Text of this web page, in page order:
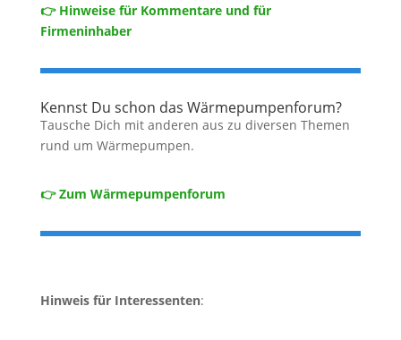
👉 Hinweise für Kommentare und für
Firmeninhaber
Kennst Du schon das Wärmepumpenforum?
Tausche Dich mit anderen aus zu diversen Themen
rund um Wärmepumpen.
👉 Zum Wärmepumpenforum
Hinweis für Interessenten: